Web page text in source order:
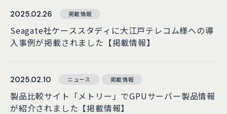
2025.02.26 掲載情報
Seagate社ケーススタディに大江戸テレコム様への導
入事例が掲載されました【掲載情報】
2025.02.10 ニュース 掲載情報
製品比較サイト「メトリー」でGPUサーバー製品情報
が紹介されました【掲載情報】